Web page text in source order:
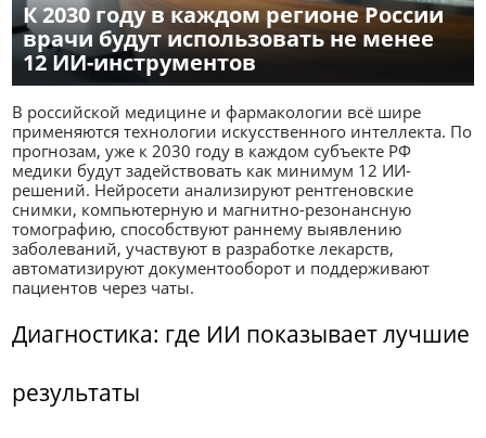
К 2030 году в каждом регионе России
врачи будут использовать не менее
12 ИИ-инструментов
В российской медицине и фармакологии всё шире
применяются технологии искусственного интеллекта. По
прогнозам, уже к 2030 году в каждом субъекте РФ
медики будут задействовать как минимум 12 ИИ-
решений. Нейросети анализируют рентгеновские
снимки, компьютерную и магнитно-резонансную
томографию, способствуют раннему выявлению
заболеваний, участвуют в разработке лекарств,
автоматизируют документооборот и поддерживают
пациентов через чаты.
Диагностика: где ИИ показывает лучшие
результаты